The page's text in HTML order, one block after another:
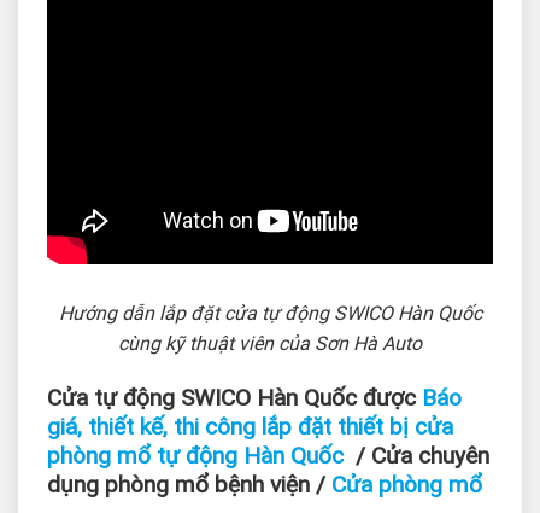
Hướng dẫn lắp đặt cửa tự động SWICO Hàn Quốc
cùng kỹ thuật viên của Sơn Hà Auto
Cửa tự động SWICO Hàn Quốc được Báo
giá, thiết kế, thi công lắp đặt thiết bị cửa
phòng mổ tự động Hàn Quốc / Cửa chuyên
dụng phòng mổ bệnh viện / Cửa phòng mổ